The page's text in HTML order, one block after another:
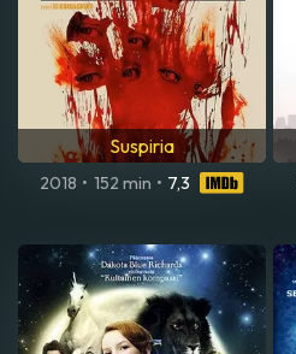
Suspiria
2018 • 152 min • 7,3